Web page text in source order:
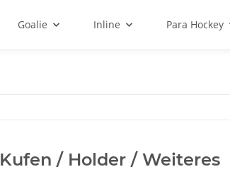
Goalie Inline Para Hockey
Kufen / Holder / Weiteres